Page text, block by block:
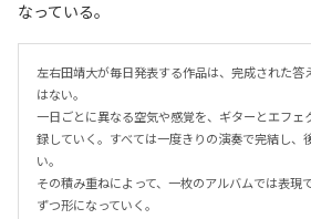
なっている。
左右田靖大が毎日発表する作品は、完成された答
はない。
一日ごとに異なる空気や感覚を、ギターとエフェ
録していく。すべては一度きりの演奏で完結し、
い。
その積み重ねによって、一枚のアルバムでは表現
ずつ形になっていく。